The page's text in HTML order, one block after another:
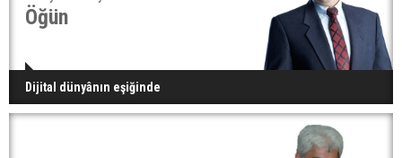
Öğün
Dijital dünyânın eşiğinde